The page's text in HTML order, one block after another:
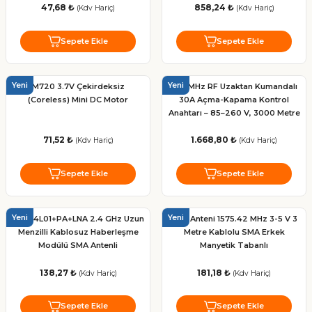
47,68 ₺ (Kdv Hariç)
Sepete Ekle
858,24 ₺ (Kdv Hariç)
Sepete Ekle
Yeni M720 3.7V Çekirdeksiz
(Coreless) Mini DC Motor
71,52 ₺ (Kdv Hariç)
Sepete Ekle
Yeni
433 MHz RF Uzaktan Kumandalı
30A Açma-Kapama Kontrol
Anahtarı – 85–260 V, 3000 Metre
Tarımsal Sulama Sistemleri
1.668,80 ₺ (Kdv Hariç)
Sepete Ekle
Yeni
NRF24L01+PA+LNA 2.4 GHz Uzun
Menzilli Kablosuz Haberleşme
Modülü SMA Antenli
138,27 ₺ (Kdv Hariç)
Sepete Ekle
Yeni
GPS Anteni 1575.42 MHz 3-5 V 3
Metre Kablolu SMA Erkek
Manyetik Tabanlı
181,18 ₺ (Kdv Hariç)
Sepete Ekle